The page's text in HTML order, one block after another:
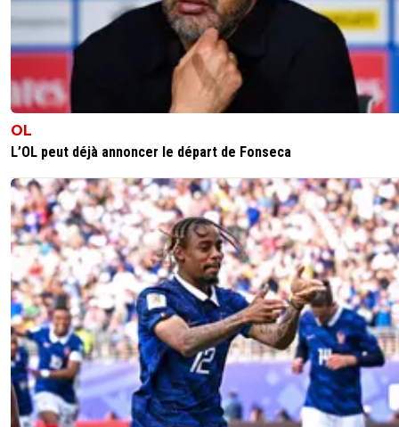
OL
L’OL peut déjà annoncer le départ de Fonseca